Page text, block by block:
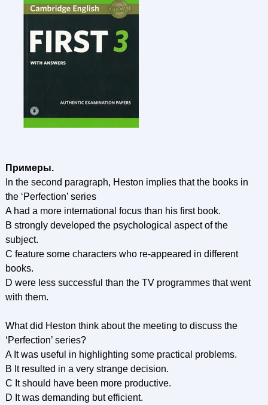
Примеры.
In the second paragraph, Heston implies that the books in
the ‘Perfection’ series
A had a more international focus than his first book.
В strongly developed the psychological aspect of the
subject.
C feature some characters who re-appeared in different
books.
D were less successful than the TV programmes that went
with them.
What did Heston think about the meeting to discuss the
‘Perfection’ series?
A It was useful in highlighting some practical problems.
В It resulted in a very strange decision.
C It should have been more productive.
D It was demanding but efficient.